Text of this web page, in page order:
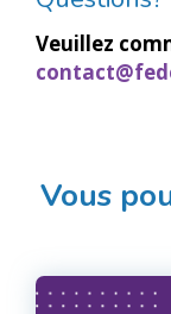
Veuillez
Vous